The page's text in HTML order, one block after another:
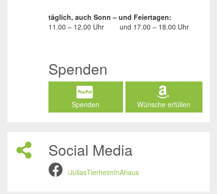
täglich, auch Sonn – und Feiertagen:
11.00 – 12.00 Uhr
und 17.00 – 18.00 Uhr
Spenden
Spenden Wünsche erfüllen
Social Media
/JuliasTierheimInAhaus